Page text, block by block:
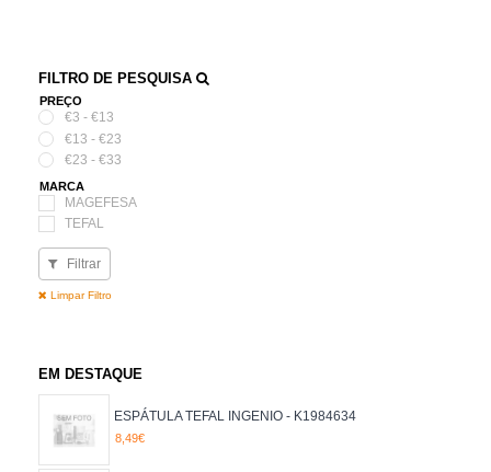
FILTRO DE PESQUISA
PREÇO
€3 - €13
€13 - €23
€23 - €33
MARCA
MAGEFESA
TEFAL
Filtrar
Limpar Filtro
EM DESTAQUE
ESPÁTULA TEFAL INGENIO - K1984634
8,49€